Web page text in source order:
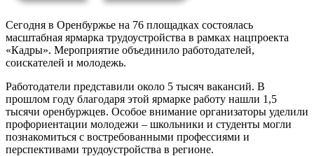
Сегодня в Оренбуржье на 76 площадках состоялась
масштабная ярмарка трудоустройства в рамках нацпроекта
«Кадры». Мероприятие объединило работодателей,
соискателей и молодежь.
Работодатели представили около 5 тысяч вакансий. В
прошлом году благодаря этой ярмарке работу нашли 1,5
тысячи оренбуржцев. Особое внимание организаторы уделили
профориентации молодежи – школьники и студенты могли
познакомиться с востребованными профессиями и
перспективами трудоустройства в регионе.